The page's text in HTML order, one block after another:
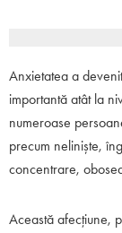
Anxietatea a
importantă atât la
numeroase
precum neliniște,
concentrare,
Această afecțiune,